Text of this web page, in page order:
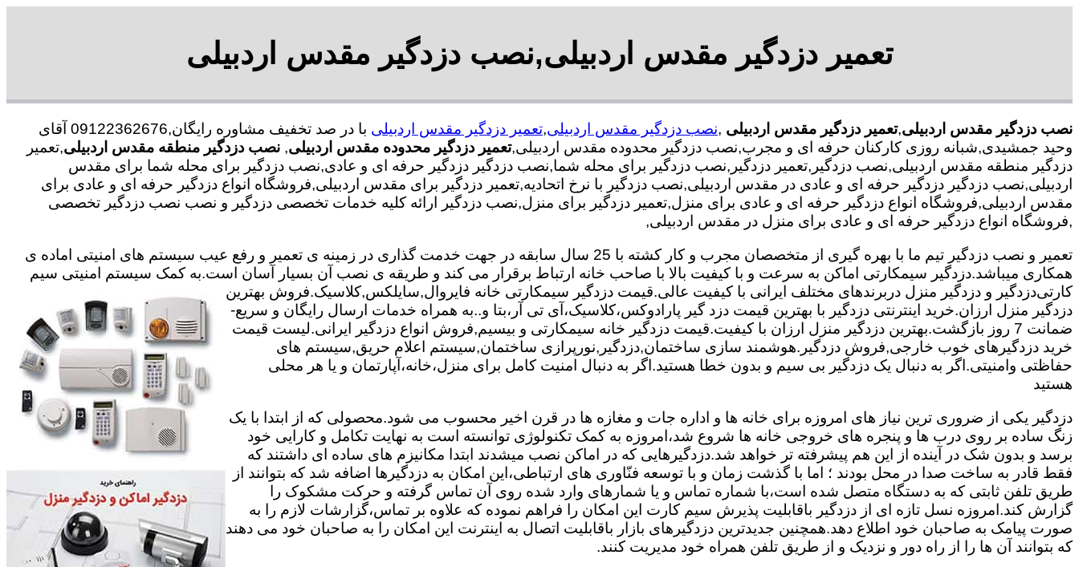
تعمیر دزدگیر مقدس اردبیلی,نصب دزدگیر مقدس اردبیلی
نصب دزدگیر مقدس اردبیلی,تعمیر دزدگیر مقدس اردبیلی ,نصب دزدگیر مقدس اردبیلی,تعمیر دزدگیر مقدس اردبیلی
با در صد تخفیف مشاوره رایگان,09122362676 آقای
وحید جمشیدی,شبانه روزی کارکنان حرفه ای و مجرب,نصب دزدگیر محدوده مقدس اردبیلی,تعمیر دزدگیر محدوده مقدس اردبیلی, نصب دزدگیر منطقه مقدس اردبیلی,تعمیر
دزدگیر منطقه مقدس اردبیلی,نصب دزدگیر,تعمیر دزدگیر,نصب دزدگیر برای محله شما,نصب دزدگیر دزدگیر حرفه ای و عادی,نصب دزدگیر برای محله شما برای مقدس
اردبیلی,نصب دزدگیر دزدگیر حرفه ای و عادی در مقدس اردبیلی,نصب دزدگیر با نرخ اتحادیه,تعمیر دزدگیر برای مقدس اردبیلی,فروشگاه انواع دزدگیر حرفه ای و عادی برای
مقدس اردبیلی,فروشگاه انواع دزدگیر حرفه ای و عادی برای منزل,تعمیر دزدگیر برای منزل,نصب دزدگیر ارائه کلیه خدمات تخصصی دزدگیر و نصب نصب دزدگیر تخصصی
,فروشگاه انواع دزدگیر حرفه ای و عادی برای منزل در مقدس اردبیلی,
تعمیر و نصب دزدگیر تیم ما با بهره گیری از متخصصان مجرب و کار کشته با 25 سال سابقه در جهت خدمت گذاری در زمینه ی تعمیر و رفع عیب سیستم های امنیتی اماده ی
همکاری میباشد.دزدگیر سیمکارتی اماکن به سرعت و با کیفیت بالا با صاحب خانه ارتباط برقرار می کند و طریقه ی نصب آن بسیار آسان است.به کمک سیستم امنیتی سیم
کارتیدزدگیر و دزدگیر منزل دربرندهای مختلف ایرانی با کیفیت عالی.قیمت دزدگیر سیمکارتی خانه فایروال,سایلکس,کلاسیک.فروش بهترین
دزدگیر منزل ارزان.خرید اینترنتی دزدگیر با بهترین قیمت دزد گیر پارادوکس،کلاسیک،آی تی آر،بتا و..به همراه خدمات ارسال رایگان و سریع-
ضمانت 7 روز بازگشت.بهترین دزدگیر منزل ارزان با کیفیت.قیمت دزدگیر خانه سیمکارتی و بیسیم,فروش انواع دزدگیر ایرانی.لیست قیمت
خرید دزدگیرهای خوب خارجی,فروش دزدگیر.هوشمند سازی ساختمان,دزدگیر,نورپرازی ساختمان,سیستم اعلام حریق,سیستم های
حفاظتی وامنیتی.اگر به دنبال یک دزدگیر بی سیم و بدون خطا هستید.اگر به دنبال امنیت کامل برای منزل،خانه،آپارتمان و یا هر محلی
هستید
دزدگیر یکی از ضروری ترین نیاز های امروزه برای خانه ها و اداره جات و مغازه ها در قرن اخیر محسوب می شود.محصولی که از ابتدا با یک
زنگ ساده بر روی درب ها و پنجره های خروجی خانه ها شروع شد،امروزه به کمک تکنولوژی توانسته است به نهایت تکامل و کارایی خود
برسد و بدون شک در آینده از این هم پیشرفته تر خواهد شد.دزدگیرهایی که در اماکن نصب میشدند ابتدا مکانیزم های ساده ای داشتند که
فقط قادر به ساخت صدا در محل بودند ؛ اما با گذشت زمان و با توسعه فنّاوری های ارتباطی،این امکان به دزدگیرها اضافه شد که بتوانند از
طریق تلفن ثابتی که به دستگاه متصل شده است،با شماره تماس و یا شمارهای وارد شده روی آن تماس گرفته و حرکت مشکوک را
گزارش کند.امروزه نسل تازه ای از دزدگیر باقابلیت پذیرش سیم کارت این امکان را فراهم نموده که علاوه بر تماس،گزارشات لازم را به
صورت پیامک به صاحبان خود اطلاع دهد.همچنین جدیدترین دزدگیرهای بازار باقابلیت اتصال به اینترنت این امکان را به صاحبان خود می دهند
که بتوانند آن ها را از راه دور و نزدیک و از طریق تلفن همراه خود مدیریت کنند.